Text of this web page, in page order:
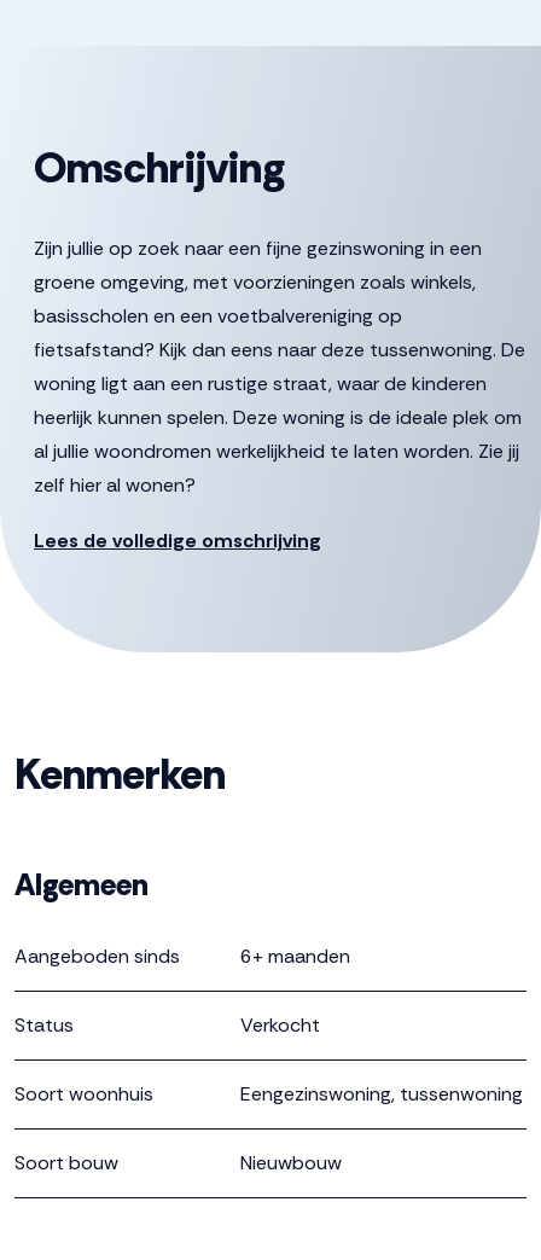
Omschrijving
Zijn jullie op zoek naar een fijne gezinswoning in een
groene omgeving, met voorzieningen zoals winkels,
basisscholen en een voetbalvereniging op
fietsafstand? Kijk dan eens naar deze tussenwoning. De
woning ligt aan een rustige straat, waar de kinderen
heerlijk kunnen spelen. Deze woning is de ideale plek om
al jullie woondromen werkelijkheid te laten worden. Zie jij
zelf hier al wonen?
Welkom thuis
hal, met het toilet, meterkast en de trap naar boven.
Loop iets verder en open de deur naar het
straks de de lekkerste gerechten klaar voor jou en je
plaatje compleet. Hier is altijd wel een favoriet plekje te
vinden. Tuinkussens, fietsen en gereedschap stal je in
de houten berging in de achtertuin. Heb je een auto?
Verdieping met mogelijkheden
Op de eerste verdieping vind je 3 slaapkamers en de
badkamer is uitgevoerd met wastafel, douche en toilet
Lees de volledige omschrijving
Kenmerken
Algemeen
Aangeboden sinds 6+ maanden
Status Verkocht
Soort woonhuis Eengezinswoning, tussenwoning
Soort bouw Nieuwbouw